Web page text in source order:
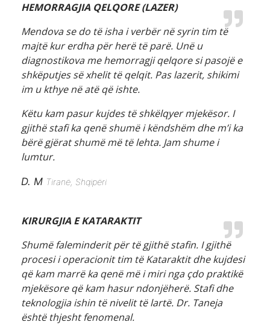
HEMORRAGJIA QELQORE (LAZER)
Mendova se do të isha i verbër në syrin tim të
majtë kur erdha për herë të parë. Unë u
diagnostikova me hemorragji qelqore si pasojë e
shkëputjes së xhelit të qelqit. Pas lazerit, shikimi
im u kthye në atë që ishte.
Këtu kam pasur kujdes të shkëlqyer mjekësor. I
gjithë stafi ka qenë shumë i këndshëm dhe m’i ka
bërë gjërat shumë më të lehta. Jam shume i
lumtur.
D. M Tiranë, Shqipëri
KIRURGJIA E KATARAKTIT
Shumë faleminderit për të gjithë stafin. I gjithë
procesi i operacionit tim të Kataraktit dhe kujdesi
që kam marrë ka qenë më i miri nga çdo praktikë
mjekësore që kam hasur ndonjëherë. Stafi dhe
teknologjia ishin të nivelit të lartë. Dr. Taneja
është thjesht fenomenal.